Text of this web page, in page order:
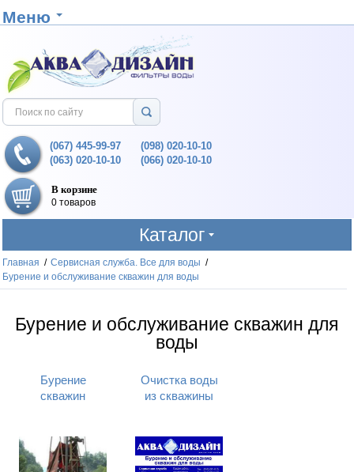
Меню
(067) 445-99-97
(063) 020-10-10
(098) 020-10-10
(066) 020-10-10
В корзине
0 товаров
Каталог
Главная / Сервисная служба. Все для воды /
Бурение и обслуживание скважин для воды
Бурение и обслуживание скважин для
воды
Бурение
скважин
Очистка воды
из скважины